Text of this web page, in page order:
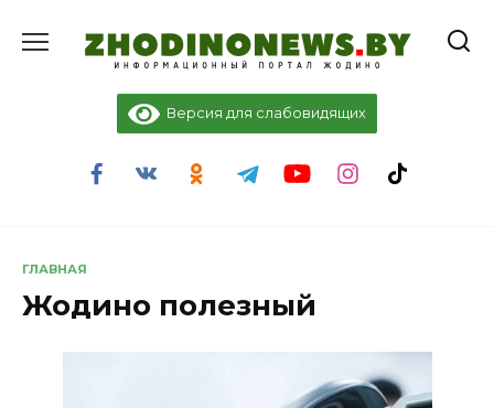
содержанию
Версия для слабовидящих
ГЛАВНАЯ
Жодино полезный